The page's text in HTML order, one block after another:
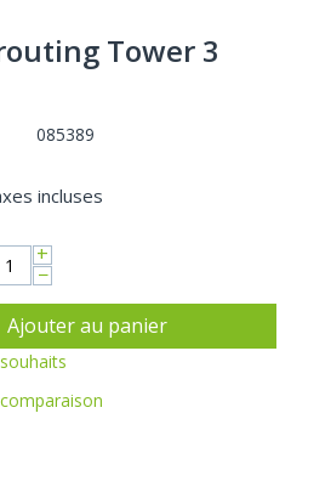
Tower 3
085389
incluses
+
−
Ajouter au panier